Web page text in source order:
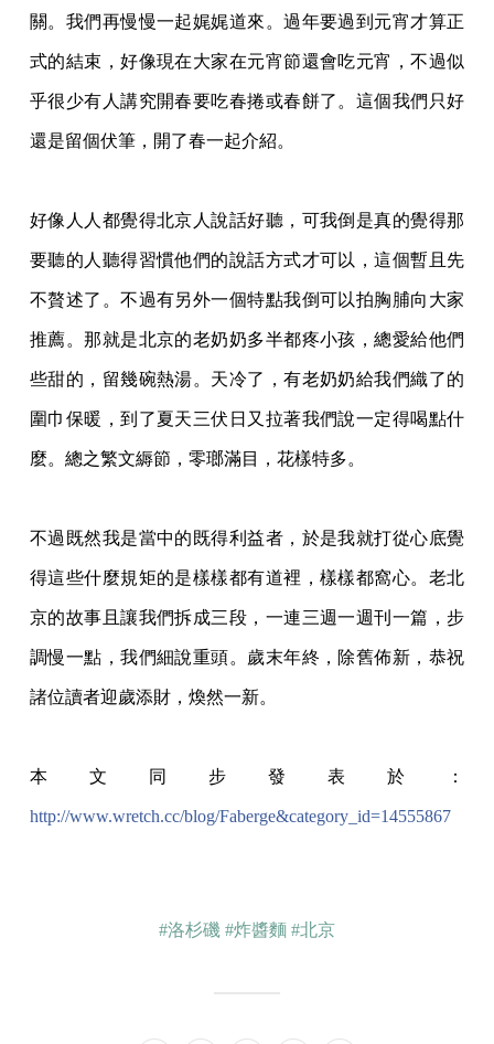
關。我們再慢慢一起娓娓道來。過年要過到元宵才算正
式的結束，好像現在大家在元宵節還會吃元宵，不過似
乎很少有人講究開春要吃春捲或春餅了。這個我們只好
還是留個伏筆，開了春一起介紹。
好像人人都覺得北京人說話好聽，可我倒是真的覺得那
要聽的人聽得習慣他們的說話方式才可以，這個暫且先
不贅述了。不過有另外一個特點我倒可以拍胸脯向大家
推薦。那就是北京的老奶奶多半都疼小孩，總愛給他們
些甜的，留幾碗熱湯。天冷了，有老奶奶給我們織了的
圍巾保暖，到了夏天三伏日又拉著我們說一定得喝點什
麼。總之繁文縟節，零瑯滿目，花樣特多。
不過既然我是當中的既得利益者，於是我就打從心底覺
得這些什麼規矩的是樣樣都有道裡， 樣樣都窩心。老北
京的故事且讓我們拆成三段，一連三週一週刊一篇，步
調慢一點，我們細說重頭。歲末年終，除舊佈新，恭祝
諸位讀者迎歲添財，煥然一新。
本文同步發表於：
http://www.wretch.cc/blog/Faberge&category_id=14555867
#洛杉磯 #炸醬麵 #北京